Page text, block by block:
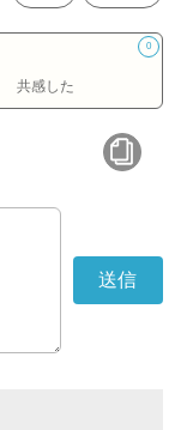
0
共感した